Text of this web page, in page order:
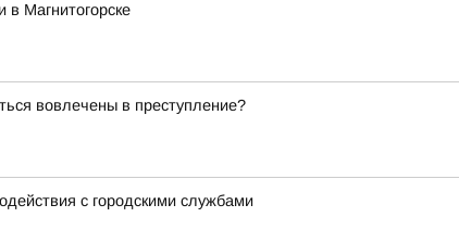
Магнитогорске
вовлечены в преступление?
с городскими службами